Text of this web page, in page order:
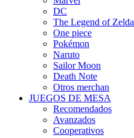
DC
The Legend of Zelda
One piece
Pokémon
Naruto
Sailor Moon
Death Note
Otros merchan
JUEGOS DE MESA
Recomendados
Avanzados
Cooperativos